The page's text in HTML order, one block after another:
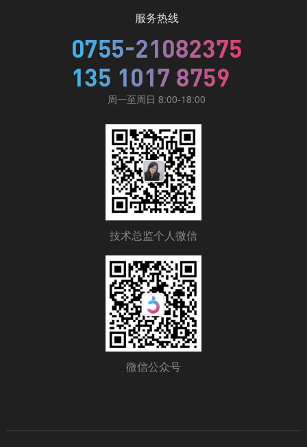
服务热线
周一至周日 8:00-18:00
技术总监个人微信
微信公众号